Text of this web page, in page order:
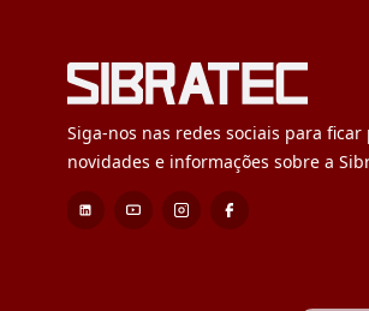
Siga-nos nas redes sociais para
novidades e informações sobre a